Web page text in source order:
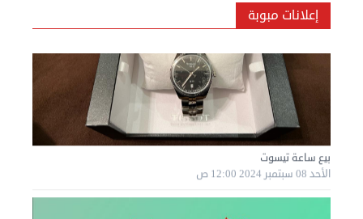
إعلانات مبوبة
بيع ساعة تيسوت